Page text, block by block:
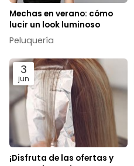
Mechas en verano: cómo
lucir un look luminoso
Peluquería
3
jun
¡Disfruta de las ofertas y